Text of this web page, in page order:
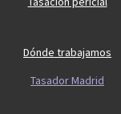
Dónde trabajamos
Tasador Madrid